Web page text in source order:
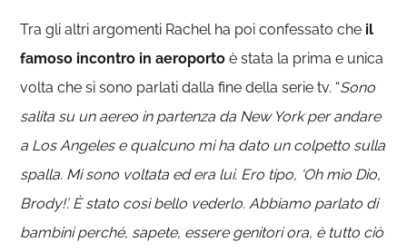
Tra gli altri argomenti Rachel ha poi confessato che il
famoso incontro in aeroporto è stata la prima e unica
volta che si sono parlati dalla fine della serie tv. “Sono
salita su un aereo in partenza da New York per andare
a Los Angeles e qualcuno mi ha dato un colpetto sulla
spalla. Mi sono voltata ed era lui. Ero tipo, ‘Oh mio Dio,
Brody!’. È stato così bello vederlo. Abbiamo parlato di
bambini perché, sapete, essere genitori ora, è tutto ciò